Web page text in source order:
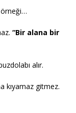
“Bir alana bir
alır.
kıyamaz gitmez.